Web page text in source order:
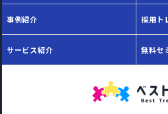
事例紹介 採用ト
サービス紹介 無料セ